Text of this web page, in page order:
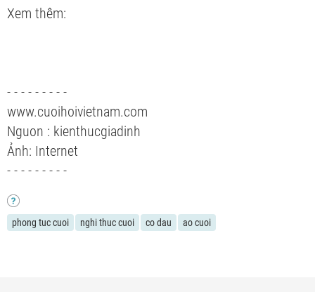
Xem thêm:
- - - - - - - - -
www.cuoihoivietnam.com
Nguon : kienthucgiadinh
Ảnh: Internet
- - - - - - - - -
phong tuc cuoi nghi thuc cuoi co dau ao cuoi